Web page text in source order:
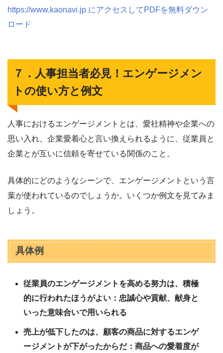
https://www.kaonavi.jp にアクセスしてPDFを無料ダウン
ロード
７．人事担当者必見！エンゲージメン
トの使い方と例文
人事におけるエンゲージメントとは、愛社精神や企業への
思い入れ、企業愛着心と言い換えられるように、従業員と
企業とが互いに信頼を寄せている関係のこと。
具体的にどのようなシーンで、エンゲージメントという言
葉が使われているのでしょうか。いくつか例文を見てみま
しょう。
具体例
従業員のエンゲージメントを高める努力は、積極
的に行われたほうがよい：忠誠心や貢献、献身と
いった意味合いで用いられる
売上が低下したのは、顧客の商品に対するエンゲ
ージメントが下がったからだ：商品への愛着度が